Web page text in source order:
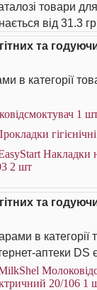
товари
від 31.3
та
в категорії
1
гiгiєнiчнi
Накладки
2 шт
та
в категорії
аптеки DS
20/106 1